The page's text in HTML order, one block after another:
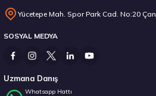
12.471,80 ₺
Yücetepe Mah. Spor Park Cad. No:20
SOSYAL MEDYA
Uzmana Danış
Whatsapp Hattı